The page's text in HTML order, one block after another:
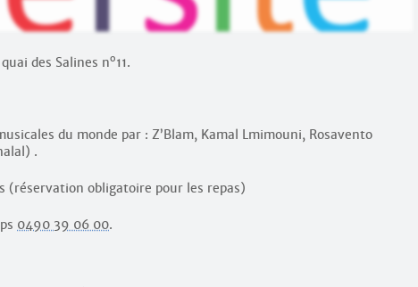
des Salines no11.
du monde par : Z’Blam, Kamal Lmimouni, Rosavento
.
(réservation obligatoire pour les repas)
0490 39 06 00.